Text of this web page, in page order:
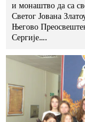
и монаштво да са
Светог Јована
Његово
Сергије….